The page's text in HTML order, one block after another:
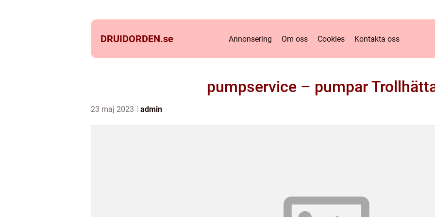
DRUIDORDEN.se Annonsering Om oss Cookies Kontakta oss
pumpservice – pumpar
23 maj 2023 admin